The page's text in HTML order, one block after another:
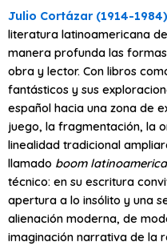
Julio Cortázar (1914-1984)
literatura latinoamericana
manera profunda las
obra y lector. Con libros
fantásticos y sus
español hacia una zona de
juego, la fragmentación, la
linealidad tradicional
llamado boom
técnico: en su escritura
apertura a lo insólito y una
alienación moderna, de
imaginación narrativa de la